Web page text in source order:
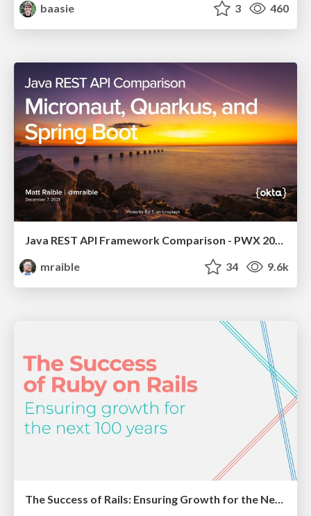
baasie
3 460
Java REST API Framework Comparison - PWX 2021
mraible
34 9.6k